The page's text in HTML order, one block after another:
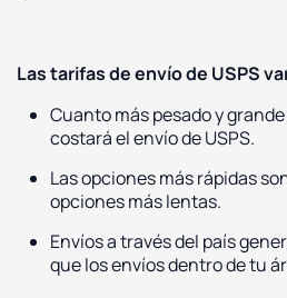
Las tarifas de envío de USPS
Cuanto más pesado y
costará el envío de USPS.
Las opciones más rápidas
opciones más lentas.
Envíos a través del país
que los envíos dentro de tu